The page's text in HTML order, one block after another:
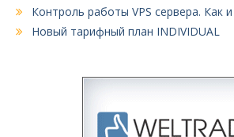
Контроль работы VPS сервера. Как
Новый тарифный план INDIVIDUAL